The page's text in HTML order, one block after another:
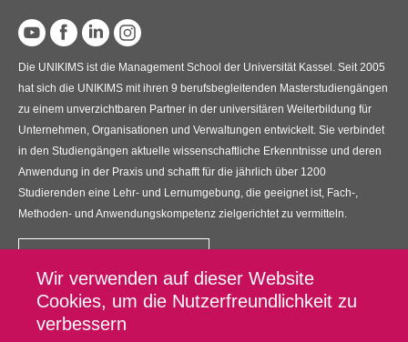
Die UNIKIMS ist die Management School der Universität Kassel. Seit 2005
hat sich die UNIKIMS mit ihren 9 berufsbegleitenden Masterstudiengängen
zu einem unverzichtbaren Partner in der universitären Weiterbildung für
Unternehmen, Organisationen und Verwaltungen entwickelt. Sie verbindet
in den Studiengängen aktuelle wissenschaftliche Erkenntnisse und deren
Anwendung in der Praxis und schafft für die jährlich über 1200
Studierenden eine Lehr- und Lernumgebung, die geeignet ist, Fach-,
Methoden- und Anwendungskompetenz zielgerichtet zu vermitteln.
UNIKIMS GmbH
Universitätsplatz 12, 34127 Kassel
Wir verwenden auf dieser Website
Cookies, um die Nutzerfreundlichkeit zu
verbessern